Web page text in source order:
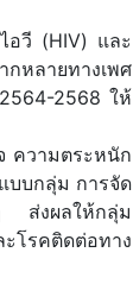
อวี (HIV) และ
หลายทางเพศ
2568 ให้
ความตระหนัก
บบกลุ่ม การจัด
ส่งผลให้กลุ่ม
ะโรคติดต่อทาง